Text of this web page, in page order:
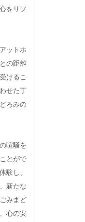
をリフ
ットホ
との距離
けるこ
せた丁
ろみの
喧騒を
とがで
験し、
新たな
みまど
心の安